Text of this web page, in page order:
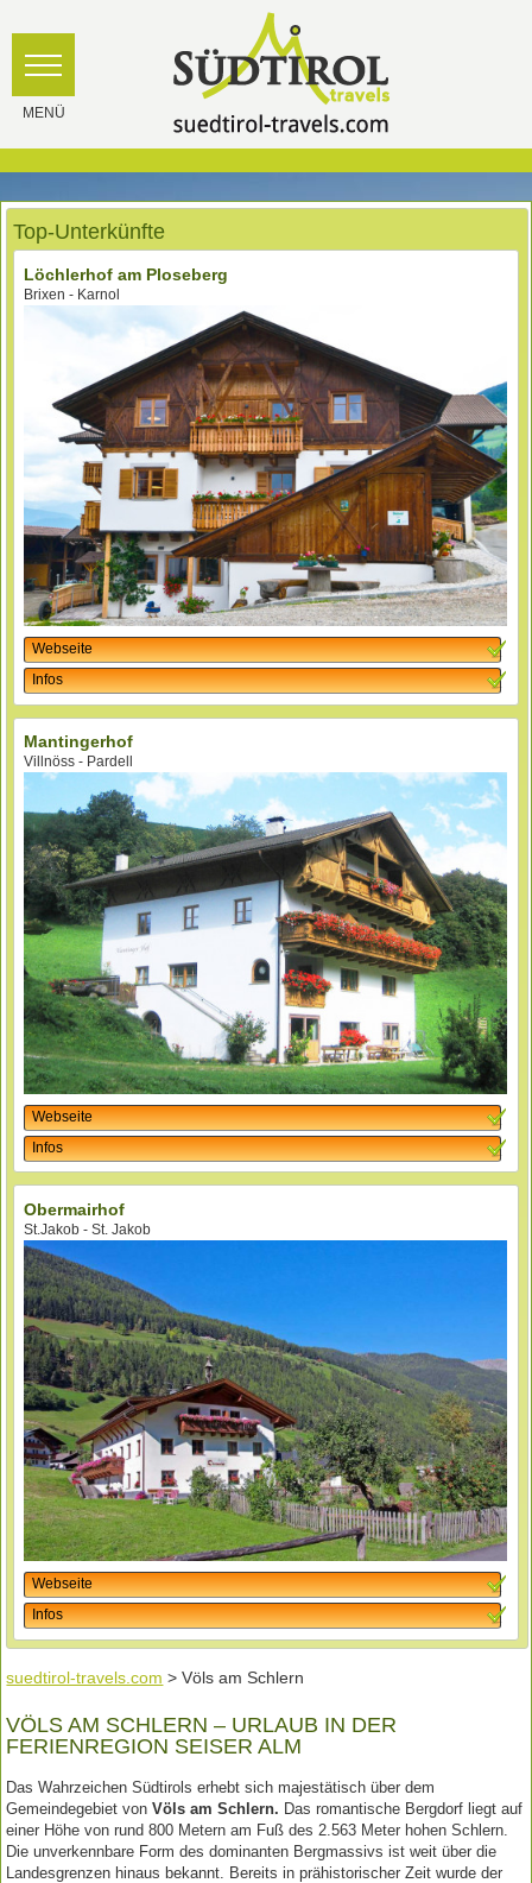
Top-Unterkünfte
Löchlerhof am Ploseberg
Brixen - Karnol
Webseite
Infos
Mantingerhof
Villnöss - Pardell
Webseite
Infos
Obermairhof
St.Jakob - St. Jakob
Webseite
Infos
suedtirol-travels.com > Völs am Schlern
VÖLS AM SCHLERN – URLAUB IN DER
FERIENREGION SEISER ALM
Das Wahrzeichen Südtirols erhebt sich majestätisch über dem
Gemeindegebiet vonVöls am Schlern. Das romantische Bergdorf liegt auf
einer Höhe von rund 800 Metern am Fuß des 2.563 Meter hohen Schlern.
Die unverkennbare Form des dominanten Bergmassivs ist weit über die
Landesgrenzen hinaus bekannt. Bereits in prähistorischer Zeit wurde der